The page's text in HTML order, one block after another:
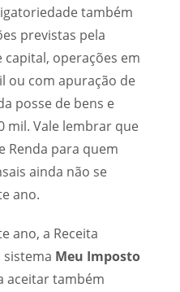
também
previstas pela
capital, operações em
ou com apuração de
posse de bens e
mil. Vale lembrar que
Renda para quem
ainda não se
ano.
ano, a Receita
Meu Imposto
aceitar também